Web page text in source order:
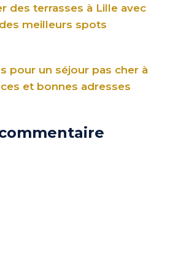
des terrasses à Lille avec
meilleurs spots
pour un séjour pas cher à
et bonnes adresses